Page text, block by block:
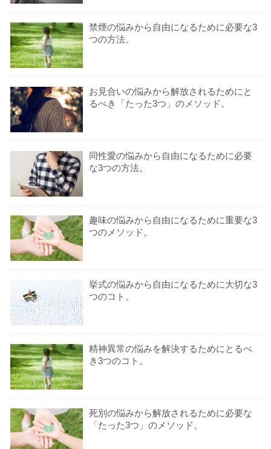
禁煙の悩みから自由になるために必要な3
つの方法。
お見合いの悩みから解放されるためにと
るべき「たった3つ」のメソッド。
同性愛の悩みから自由になるために必要
な3つの方法。
趣味の悩みから自由になるために重要な3
つのメソッド。
挙式の悩みから自由になるために大切な3
つのコト。
精神異常の悩みを解決するためにとるべ
き3つのコト。
死別の悩みから解放されるために必要な
「たった3つ」のメソッド。